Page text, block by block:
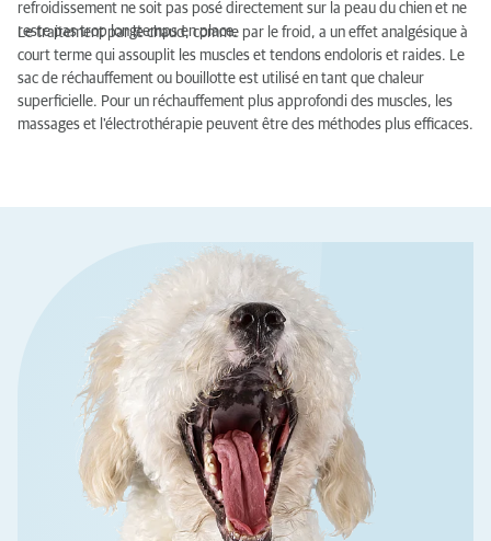
refroidissement ne soit pas posé directement sur la peau du chien et ne
reste pas trop longtemps en place.
Le traitement par le chaud, comme par le froid, a un effet analgésique à
court terme qui assouplit les muscles et tendons endoloris et raides. Le
sac de réchauffement ou bouillotte est utilisé en tant que chaleur
superficielle. Pour un réchauffement plus approfondi des muscles, les
massages et l'électrothérapie peuvent être des méthodes plus efficaces.